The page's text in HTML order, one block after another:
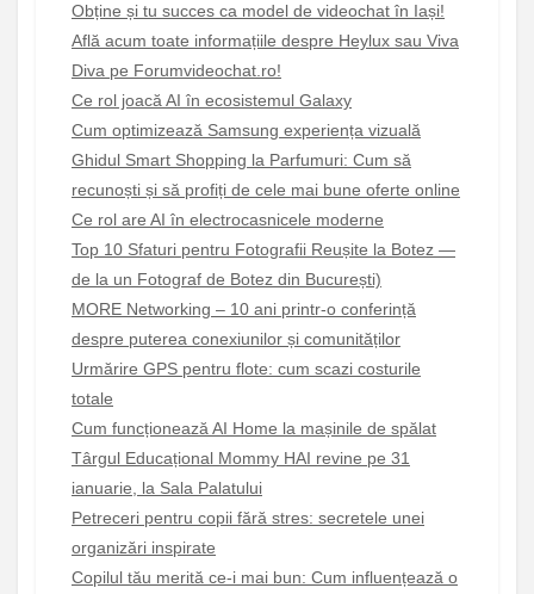
Obține și tu succes ca model de videochat în Iași!
Află acum toate informațiile despre Heylux sau Viva
Diva pe Forumvideochat.ro!
Ce rol joacă AI în ecosistemul Galaxy
Cum optimizează Samsung experiența vizuală
Ghidul Smart Shopping la Parfumuri: Cum să
recunoști și să profiți de cele mai bune oferte online
Ce rol are AI în electrocasnicele moderne
Top 10 Sfaturi pentru Fotografii Reușite la Botez —
de la un Fotograf de Botez din București)
MORE Networking – 10 ani printr-o conferință
despre puterea conexiunilor și comunităților
Urmărire GPS pentru flote: cum scazi costurile
totale
Cum funcționează AI Home la mașinile de spălat
Târgul Educațional Mommy HAI revine pe 31
ianuarie, la Sala Palatului
Petreceri pentru copii fără stres: secretele unei
organizări inspirate
Copilul tău merită ce-i mai bun: Cum influențează o